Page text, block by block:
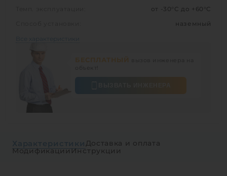
от -30°C до +60°C
наземный
Доставка и оплата
Модификации Инструкции